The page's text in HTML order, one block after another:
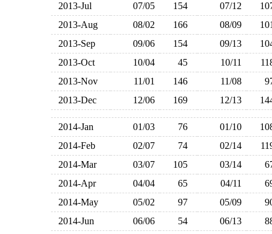
2013-Jul
07/05 154 07/12
2013-Aug
08/02 166 08/09
2013-Sep
09/06 154 09/13
2013-Oct
10/04 45 10/11
2013-Nov
11/01 146 11/08
2013-Dec
12/06 169 12/13
2014-Jan 01/03 76 01/10
2014-Feb
02/07 74 02/14
2014-Mar
03/07 105 03/14
2014-Apr
04/04 65 04/11
2014-May
05/02 97 05/09
2014-Jun
06/06 54 06/13